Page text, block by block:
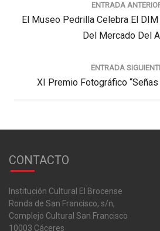
ENTRADA
Previous
El Museo Pedrilla Celebra El
Del Mercado Del
ENTRADA
Next
Post:
XI Premio Fotográfico
CONTACTO
Institución Cultural El Brocense
Ronda de San Francisco, s/n,
Complejo Cultural San Francisco
10003 Cáceres